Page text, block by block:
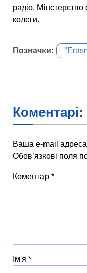
радіо, Мінстерство
колеги.
Позначки:
Коментарі:
Ваша e-mail
Обов’язкові поля
Коментар *
Ім'я *